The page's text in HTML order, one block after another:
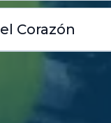
Corazón